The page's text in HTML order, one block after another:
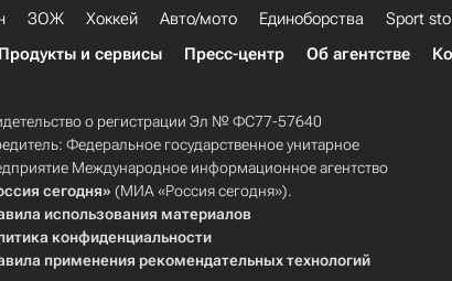
ЗОЖ Хоккей Авто/мото Единоборства Sport
Продукты и сервисы Пресс-центр Об агентстве
о регистрации Эл № ФС77-57640
Федеральное государственное унитарное
Международное информационное агентство
сегодня» (МИА «Россия сегодня»).
использования материалов
конфиденциальности
применения рекомендательных технологий